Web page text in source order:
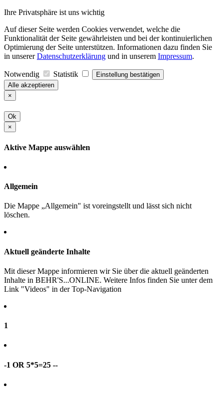
Ihre Privatsphäre ist uns wichtig
Auf dieser Seite werden Cookies verwendet, welche die
Funktionalität der Seite gewährleisten und bei der kontinuierlichen
Optimierung der Seite unterstützen. Informationen dazu finden Sie
in unsererDatenschutzerklärung und in unserem Impressum.
Notwendig Statistik
Einstellung bestätigen
Alle akzeptieren
×
Ok
×
Aktive Mappe auswählen
Allgemein
Die Mappe „Allgemein" ist voreingstellt und lässt sich nicht
löschen.
Aktuell geänderte Inhalte
Mit dieser Mappe informieren wir Sie über die aktuell geänderten
Inhalte in BEHR'S...ONLINE. Weitere Infos finden Sie unter dem
Link "Videos" in der Top-Navigation
1
-1 OR 5*5=25 --